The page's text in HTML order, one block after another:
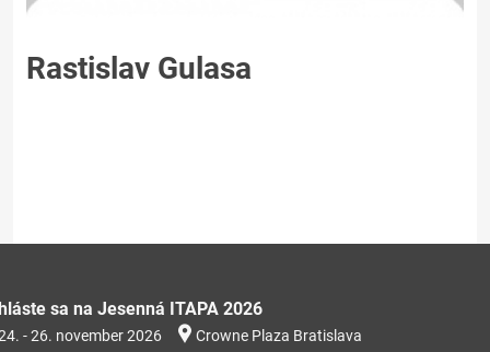
Rastislav Gulasa
sa na Jesenná ITAPA 2026
- 26. november 2026 Crowne Plaza Bratislava